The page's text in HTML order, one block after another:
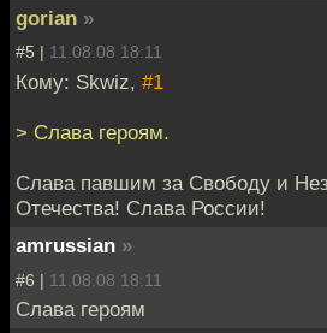
gorian »
#5 | 11.08.08 18:11
Кому: Skwiz, #1
> Слава героям.
Слава павшим за Свободу и
Отечества! Слава России!
amrussian »
#6 | 11.08.08 18:11
Слава героям